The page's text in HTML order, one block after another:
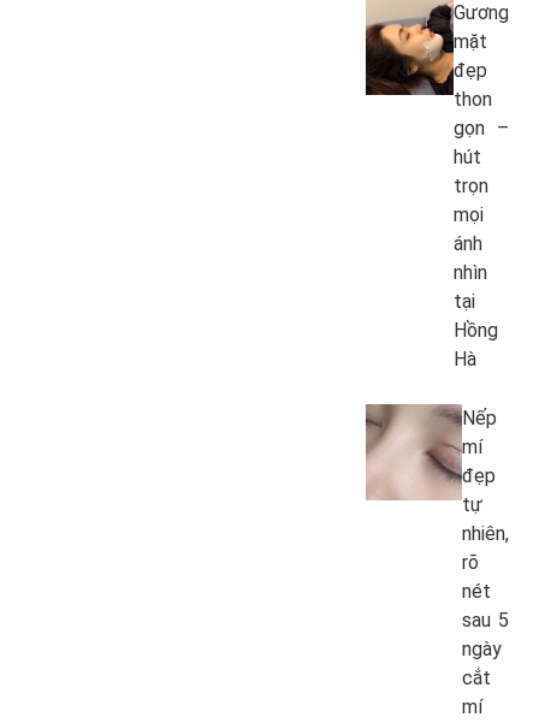
Gương
mặt
đẹp
thon
gọn –
hút
trọn
mọi
ánh
nhìn
tại
Hồng
Hà
Nếp
mí
đẹp
tự
nhiên,
rõ
nét
sau 5
ngày
cắt
mí